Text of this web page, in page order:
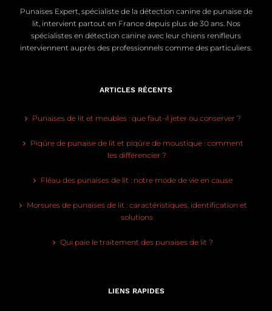
Punaises Expert, spécialiste de la détection canine de punaise de
lit, intervient partout en France depuis plus de 30 ans. Nos
spécialistes en détection canine avec leur chiens renifleurs
interviennent auprès des professionnels comme des particuliers.
ARTICLES RÉCENTS
Punaises de lit et meubles : que faut-il jeter ou conserver ?
Piqûre de punaise de lit et piqûre de moustique : comment
les différencier ?
Fléau des punaises de lit : notre mode de vie en cause
Morsures de punaises de lit : caractéristiques, identification et
solutions
Qui paie le traitement des punaises de lit ?
LIENS RAPIDES